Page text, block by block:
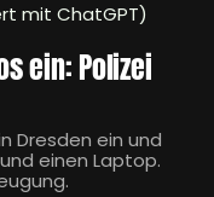
mit ChatGPT)
ein: Polizei
Dresden ein und
einen Laptop.